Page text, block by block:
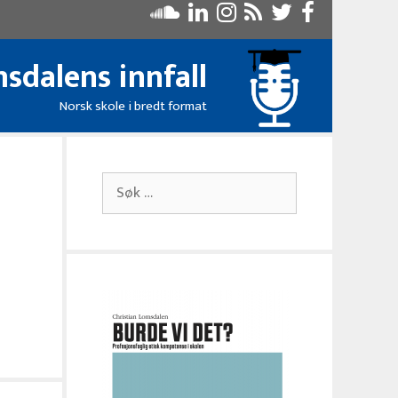
innfall
Norsk skole i bredt format
Søk
etter: